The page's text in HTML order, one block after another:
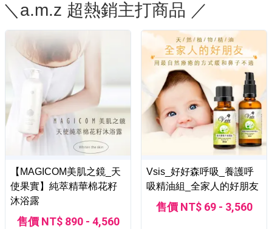
＼a.m.z 超熱銷主打商品 ／
【MAGICOM美肌之鏡_天
使果實】純萃精華棉花籽
沐浴露
售價 NT$ 890 - 4,560
Vsis_好好森呼吸_養護呼
吸精油組_全家人的好朋友
售價 NT$ 69 - 3,560